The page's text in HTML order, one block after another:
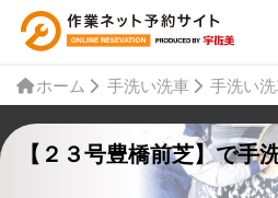
ホーム 手洗い洗車 手洗い
【２３号豊橋前芝】で手